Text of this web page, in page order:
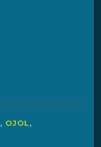
, OJOL,